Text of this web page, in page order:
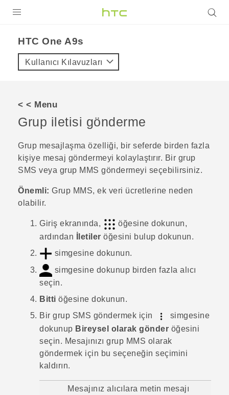
VIVE
VIVERSE
DESTEK
HTC One A9s‎
Kullanıcı Kılavuzları
< < Menu
Grup iletisi gönderme
Grup mesajlaşma özelliği, bir seferde birden fazla
kişiye mesaj göndermeyi kolaylaştırır. Bir grup
SMS veya grup MMS göndermeyi seçebilirsiniz.
Önemli: Grup MMS, ek veri ücretlerine neden
olabilir.
Giriş ekranında,
öğesine dokunun,
ardından
İletiler öğesini bulup dokunun.
simgesine dokunun.
simgesine dokunup birden fazla alıcı
seçin.
Bitti öğesine dokunun.
Bir grup SMS göndermek için
simgesine
dokunup Bireysel olarak gönder öğesini
seçin. Mesajınızı grup MMS olarak
göndermek için bu seçeneğin seçimini
kaldırın.
Mesajınız alıcılara metin mesajı